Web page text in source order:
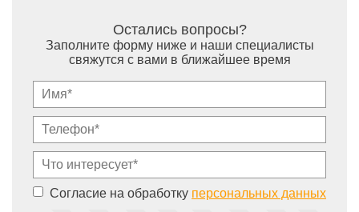
Остались вопросы?
Заполните форму ниже и наши специалисты
свяжутся с вами в ближайшее время
Согласие на обработку персональных данных